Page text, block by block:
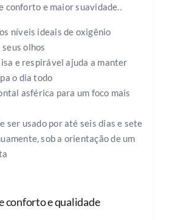
conforto e maior suavidade..
níveis ideais de oxigênio
olhos
e respirável ajuda a manter
o dia todo
asférica para um foco mais
ser usado por até seis dias e sete
sob a orientação de um
conforto e qualidade